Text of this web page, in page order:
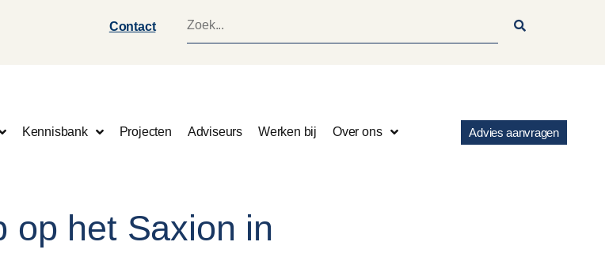
Contact
Kennisbank Projecten Adviseurs Werken bij Over ons Advies aanvragen
op het Saxion in